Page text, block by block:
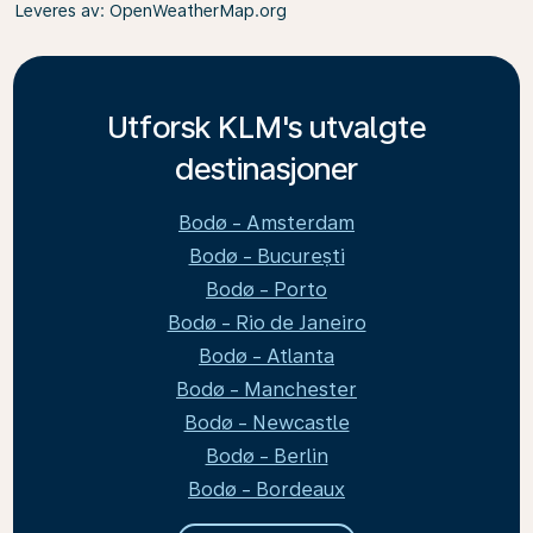
Leveres av: OpenWeatherMap.org
Utforsk KLM's utvalgte
destinasjoner
Bodø - Amsterdam
Bodø - București
Bodø - Porto
Bodø - Rio de Janeiro
Bodø - Atlanta
Bodø - Manchester
Bodø - Newcastle
Bodø - Berlin
Bodø - Bordeaux